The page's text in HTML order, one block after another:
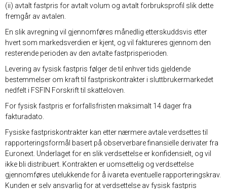
(ii) avtalt fastpris for avtalt volum og avtalt forbruksprofil slik dette
fremgår av avtalen.
En slik avregning vil gjennomføres månedlig etterskuddsvis etter
hvert som markedsverdien er kjent, og vil faktureres gjennom den
resterende perioden av den avtalte fastprisperioden.
Levering av fysisk fastpris følger de til enhver tids gjeldende
bestemmelser om kraft til fastpriskontrakter i sluttbrukermarkedet
nedfelt i FSFIN Forskrift til skatteloven.
For fysisk fastpris er forfallsfristen maksimalt 14 dager fra
fakturadato.
Fysiske fastpriskontrakter kan etter nærmere avtale verdsettes til
rapporteringsformål basert på observerbare finansielle derivater fra
Euronext. Underlaget for en slik verdsettelse er konfidensielt, og vil
ikke bli distribuert. Kontrakten er uomsettelig og verdsettelse
gjennomføres utelukkende for å ivareta eventuelle rapporteringskrav.
Kunden er selv ansvarlig for at verdsettelse av fysisk fastpris